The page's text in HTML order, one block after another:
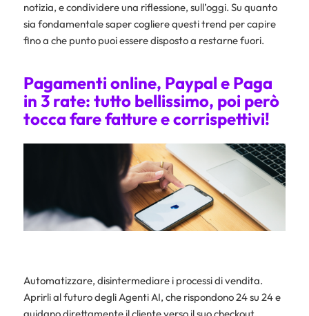
notizia, e condividere una riflessione, sull’oggi. Su quanto
sia fondamentale saper cogliere questi trend per capire
fino a che punto puoi essere disposto a restarne fuori.
Pagamenti online, Paypal e Paga
in 3 rate: tutto bellissimo, poi però
tocca fare fatture e corrispettivi!
Automatizzare, disintermediare i processi di vendita.
Aprirli al futuro degli Agenti AI, che rispondono 24 su 24 e
guidano direttamente il cliente verso il suo checkout.